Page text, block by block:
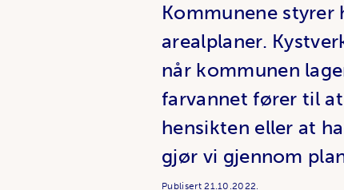
Kommunene styrer
arealplaner.
når kommunen
farvannet fører til
hensikten eller at
gjør vi gjennom
Publisert21.10.2022.